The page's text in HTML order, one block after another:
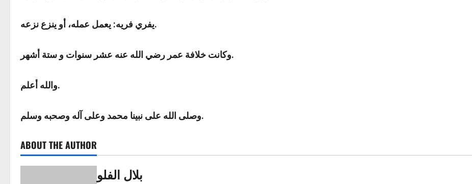
يفري فريه: يعمل عمله، أو ينزع نزعه.
وكانت خلافة عمر رضي الله عنه عشر سنوات و ستة أشهر.
والله أعلم.
وصلى الله على نبينا محمد وعلى آله وصحبه وسلم.
ABOUT THE AUTHOR
بلال الفلو